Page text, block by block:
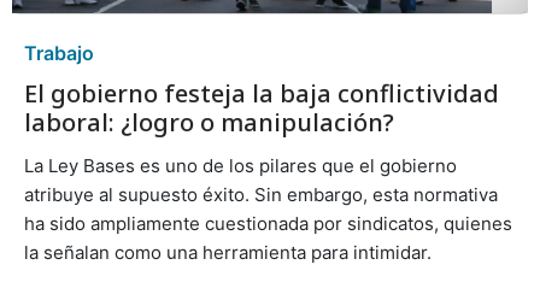
Trabajo
El gobierno festeja la baja conflictividad
laboral: ¿logro o manipulación?
La Ley Bases es uno de los pilares que el gobierno
atribuye al supuesto éxito. Sin embargo, esta normativa
ha sido ampliamente cuestionada por sindicatos, quienes
la señalan como una herramienta para intimidar.